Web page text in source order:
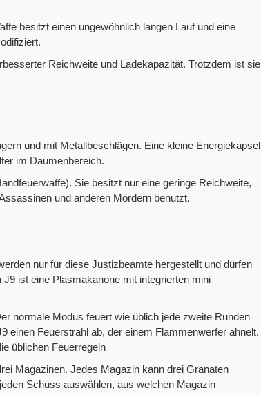
besitzt einen ungewöhnlich langen Lauf und eine
Reichweite und Ladekapazität. Trotzdem ist sie
und mit Metallbeschlägen. Eine kleine Energiekapsel
im Daumenbereich.
Sie besitzt nur eine geringe Reichweite,
und anderen Mördern benutzt.
nur für diese Justizbeamte hergestellt und dürfen
ist eine Plasmakanone mit integrierten mini
normale Modus feuert wie üblich jede zweite Runden
einen Feuerstrahl ab, der einem Flammenwerfer ähnelt.
üblichen Feuerregeln
Magazinen. Jedes Magazin kann drei Granaten
Schuss auswählen, aus welchen Magazin